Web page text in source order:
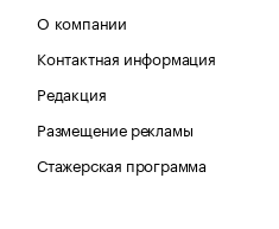
О компании
Контактная информация
Редакция
Размещение рекламы
Стажерская программа